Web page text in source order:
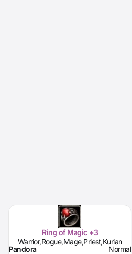
Ring of Magic +3
Warrior,Rogue,Mage,Priest,Kurian
Pandora
Normal